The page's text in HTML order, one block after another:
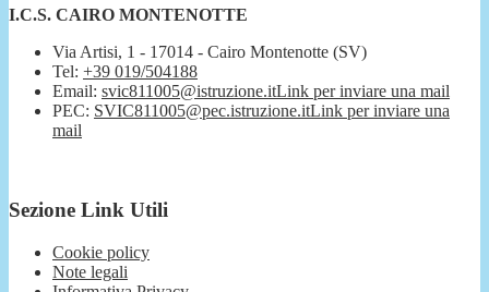
I.C.S. CAIRO MONTENOTTE
Via Artisi, 1 - 17014 - Cairo Montenotte (SV)
Tel: +39 019/504188
Email: svic811005@istruzione.itLink per inviare una mail
PEC: SVIC811005@pec.istruzione.itLink per inviare una
mail
Sezione Link Utili
Cookie policy
Note legali